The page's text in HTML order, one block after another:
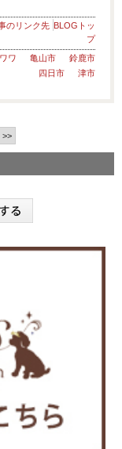
のリンク先 BLOGトッ
プ
ワ 亀山市
鈴鹿市
四日市
津市
>>